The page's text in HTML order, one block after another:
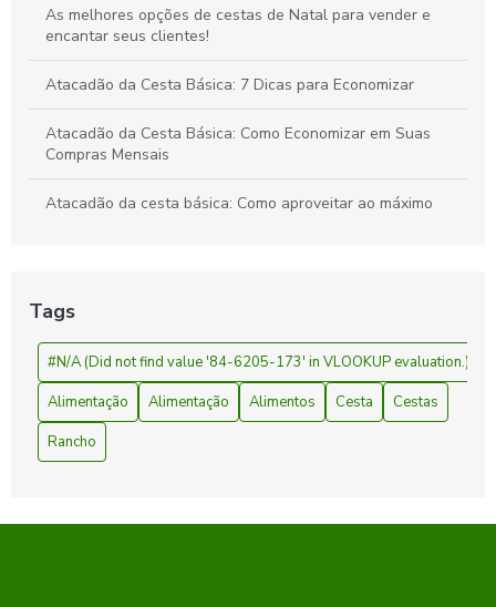
As melhores opções de cestas de Natal para vender e
encantar seus clientes!
Atacadão da Cesta Básica: 7 Dicas para Economizar
Atacadão da Cesta Básica: Como Economizar em Suas
Compras Mensais
Atacadão da cesta básica: Como aproveitar ao máximo
Atacadão da Cesta Básica: Preços e Ofertas
Cesta básica atacadão é a solução ideal para economizar
nas compras do mês
Cesta básica atacadão: como economizar e garantir
qualidade na sua compra
garantir qualidade
Tags
#N/A (Did not find value '84-6205-173' in VLOOKUP evaluation.)
Alimentação
Alimentação Alimentos Cesta
Cestas
Rancho